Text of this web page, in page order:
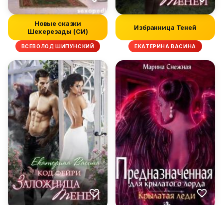
Новые сказки
Шехерезады (СИ)
ВСЕВОЛОД ШИПУНСКИЙ
Избранница Теней
ЕКАТЕРИНА ВАСИНА